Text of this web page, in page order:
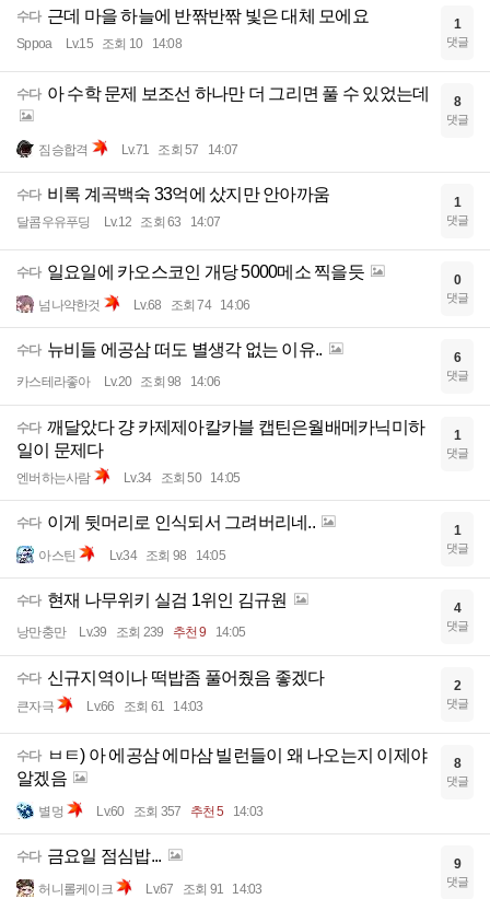
수다 근데 마을 하늘에 반짞반짞 빛은 대체 모에요
Sppoa Lv.15 조회 10 14:08
1
댓글
수다 아 수학 문제 보조선 하나만 더 그리면 풀 수 있었는데
짐승합격 Lv.71 조회 57 14:07
8
댓글
수다 비록 계곡백숙 33억에 샀지만 안아까움
달콤우유푸딩 Lv.12 조회 63 14:07
1
댓글
수다 일요일에 카오스코인 개당 5000메소 찍을듯
넘나약한것 Lv.68 조회 74 14:06
0
댓글
수다 뉴비들 에공삼 떠도 별생각 없는 이유..
카스테라좋아 Lv.20 조회 98 14:06
6
댓글
수다 깨달았다 걍 카제제아칼카블 캡틴은월배메카닉미하
일이 문제다
엔버하는사람 Lv.34 조회 50 14:05
1
댓글
수다 이게 뒷머리로 인식되서 그려버리네..
아스틴 Lv.34 조회 98 14:05
1
댓글
수다 현재 나무위키 실검 1위인 김규원
낭만충만 Lv.39 조회 239 추천 9 14:05
4
댓글
수다 신규지역이나 떡밥좀 풀어줬음 좋겠다
큰자극 Lv.66 조회 61 14:03
2
댓글
수다
ㅂㅌ) 아 에공삼 에마삼 빌런들이 왜 나오는지 이제야
알겠음
별멍 Lv.60 조회 357 추천 5 14:03
8
댓글
수다 금요일 점심밥...
허니롤케이크 Lv.67 조회 91 14:03
9
댓글